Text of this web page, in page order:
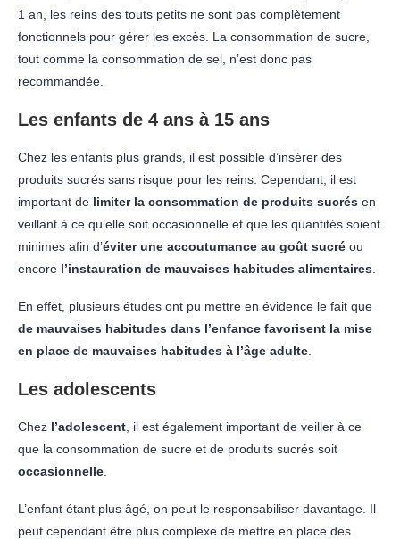
1 an, les reins des touts petits ne sont pas complètement
fonctionnels pour gérer les excès. La consommation de sucre,
tout comme la consommation de sel, n’est donc pas
recommandée.
Les enfants de 4 ans à 15 ans
Chez les enfants plus grands, il est possible d’insérer des
produits sucrés sans risque pour les reins. Cependant, il est
important de limiter la consommation de produits sucrés en
veillant à ce qu’elle soit occasionnelle et que les quantités soient
minimes afin d’éviter une accoutumance au goût sucré ou
encore l’instauration de mauvaises habitudes alimentaires
En effet, plusieurs études ont pu mettre en évidence le fait que
de mauvaises habitudes dans l’enfance favorisent la mise
en place de mauvaises habitudes à l’âge adulte
Les adolescents
Chez l’adolescent , il est également important de veiller à ce
que la consommation de sucre et de produits sucrés soit
occasionnelle
L’enfant étant plus âgé, on peut le responsabiliser davantage. Il
peut cependant être plus complexe de mettre en place des